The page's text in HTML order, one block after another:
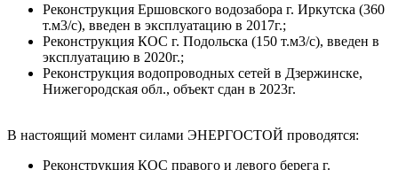
Реконструкция Ершовского водозабора г. Иркутска (360
т.м3/с), введен в эксплуатацию в 2017г.;
Реконструкция КОС г. Подольска (150 т.м3/с), введен в
эксплуатацию в 2020г.;
Реконструкция водопроводных сетей в Дзержинске,
Нижегородская обл., объект сдан в 2023г.
В настоящий момент силами ЭНЕРГОСТОЙ проводятся:
Реконструкция КОС правого и левого берега г.